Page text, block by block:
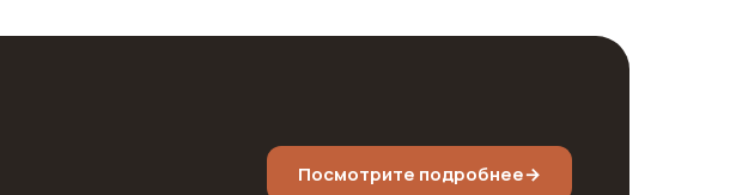
Посмотрите подробнее→